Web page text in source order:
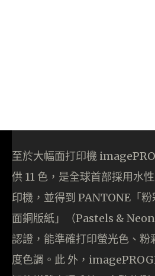
至於大幅面打印機
供 11 色，是全球首部採用水
印機，並得到 PANTONE「
面銅版紙」（Pastels &
認證，能準確打印螢光色、粉
度色調。此 外，